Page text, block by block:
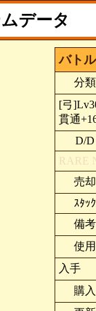
データ
バト
分類
[弓
貫通
D/D
RARE
売却
ｽﾀｯｸ
備考
使用
入手
購入